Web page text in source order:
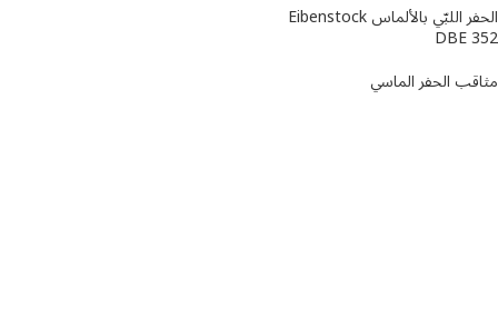
الحفر اللبّي بالألماس Eibenstock
DBE 352
مثاقب الحفر الماسي